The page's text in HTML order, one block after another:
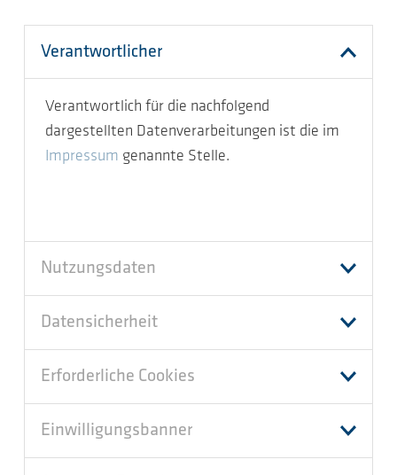
Verantwortlicher
Verantwortlich für die nachfolgend
dargestellten Datenverarbeitungen ist die im
Impressum genannte Stelle.
Nutzungsdaten
Datensicherheit
Erforderliche Cookies
Einwilligungsbanner